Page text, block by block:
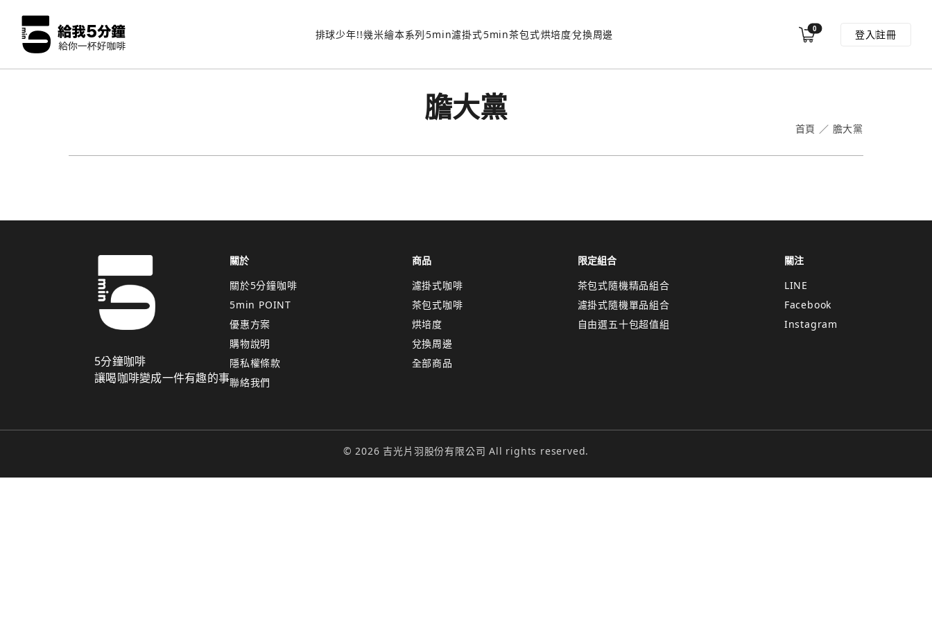
排球少年!!幾米繪本系列5min濾掛式5min茶包式烘培度兌換周邊 0 登入註冊
膽大黨
首頁 ／ 膽大黨
5分鐘咖啡
讓喝咖啡變成一件有趣的事
關於
關於5分鐘咖啡
5min POINT
優惠方案
購物說明
隱私權條款
聯絡我們
商品
濾掛式咖啡
茶包式咖啡
烘培度
兌換周邊
全部商品
限定組合
茶包式隨機精品組合
濾掛式隨機單品組合
自由選五十包超值組
關注
LINE
Facebook
Instagram
© 2026 吉光片羽股份有限公司 All rights reserved.